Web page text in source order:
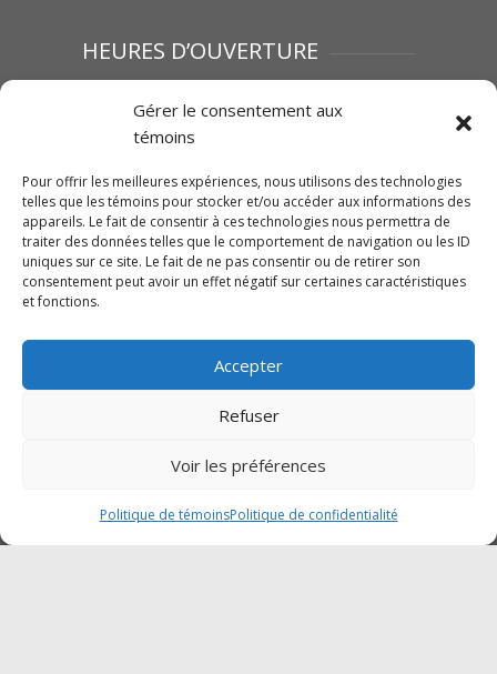
Gérer le consentement aux
témoins
Pour offrir les meilleures expériences, nous utilisons des technologies
telles que les témoins pour stocker et/ou accéder aux informations des
appareils. Le fait de consentir à ces technologies nous permettra de
traiter des données telles que le comportement de navigation ou les ID
uniques sur ce site. Le fait de ne pas consentir ou de retirer son
consentement peut avoir un effet négatif sur certaines caractéristiques
et fonctions.
Accepter
Refuser
Voir les préférences
Politique de témoinsPolitique de confidentialité
HEURES D’OUVERTURE
Dimanche : Fermé
SUIVEZ-NOUS SUR FACEBOOK
Traction Mégantic-Mahindra
Cliquez pour accepter les témoins
marketing et activer ce contenu